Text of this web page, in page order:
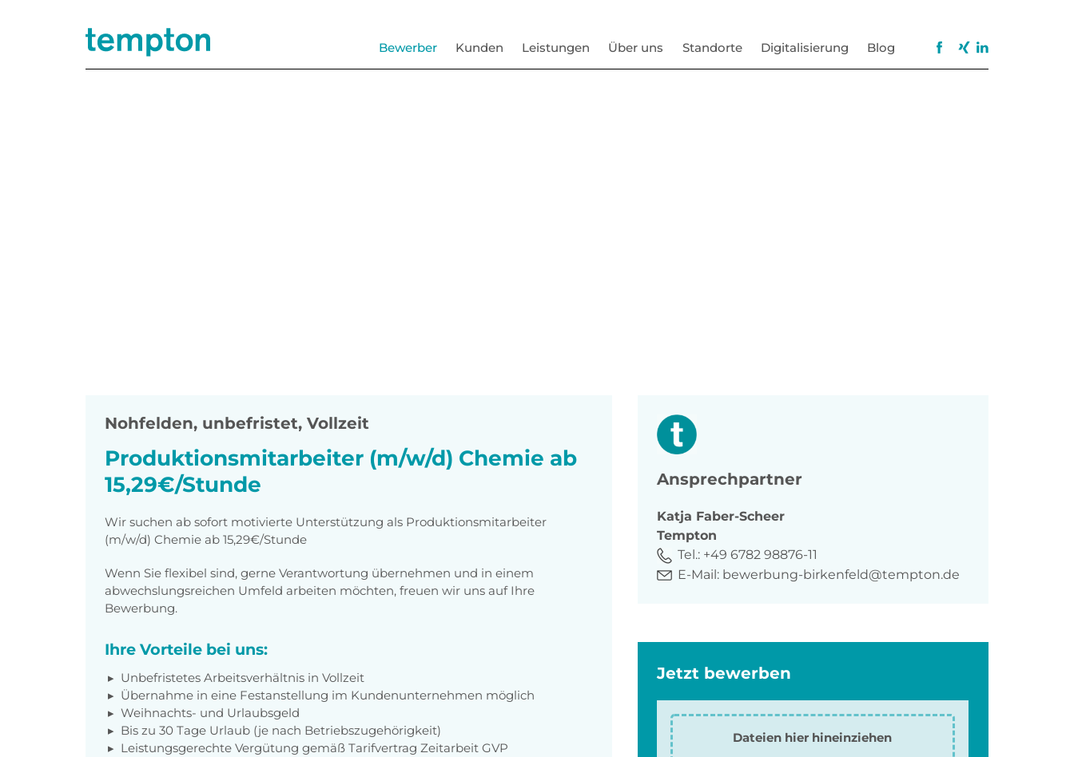
Bewerber Kunden Leistungen Über uns Standorte Digitalisierung Blog
Nohfelden, unbefristet, Vollzeit
Produktionsmitarbeiter (m/w/d) Chemie ab
15,29€/Stunde
Wir suchen ab sofort motivierte Unterstützung als Produktionsmitarbeiter
(m/w/d) Chemie ab 15,29€/Stunde
Wenn Sie flexibel sind, gerne Verantwortung übernehmen und in einem
abwechslungsreichen Umfeld arbeiten möchten, freuen wir uns auf Ihre
Bewerbung.
Ihre Vorteile bei uns:
Unbefristetes Arbeitsverhältnis in Vollzeit
Übernahme in eine Festanstellung im Kundenunternehmen möglich
Weihnachts- und Urlaubsgeld
Bis zu 30 Tage Urlaub (je nach Betriebszugehörigkeit)
Leistungsgerechte Vergütung gemäß Tarifvertrag Zeitarbeit GVP
Ansprechpartner
Katja Faber-Scheer
Tempton
Tel.: +49 6782 98876-11
E-Mail: bewerbung-birkenfeld@tempton.de
Jetzt bewerben
Dateien hier hineinziehen